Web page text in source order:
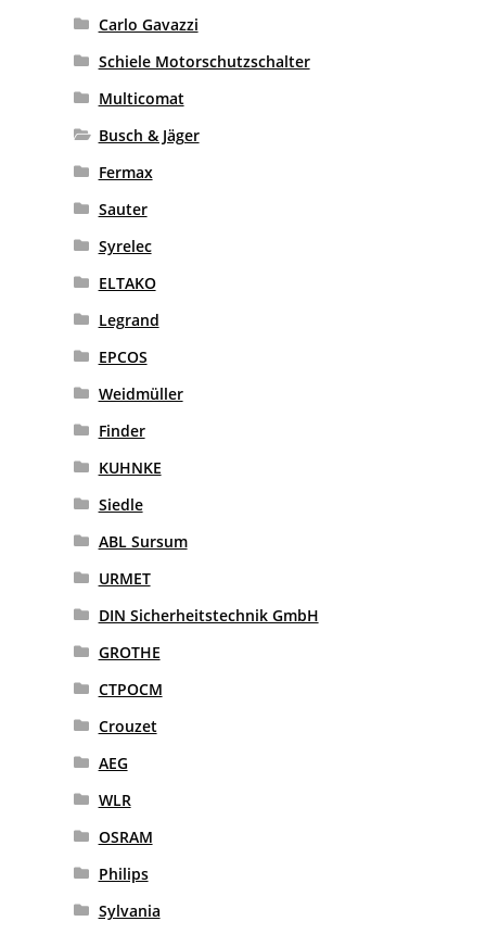
Carlo Gavazzi
Schiele Motorschutzschalter
Multicomat
Busch & Jäger
Fermax
Sauter
Syrelec
ELTAKO
Legrand
EPCOS
Weidmüller
Finder
KUHNKE
Siedle
ABL Sursum
URMET
DIN Sicherheitstechnik GmbH
GROTHE
CTPOCM
Crouzet
AEG
WLR
OSRAM
Philips
Sylvania